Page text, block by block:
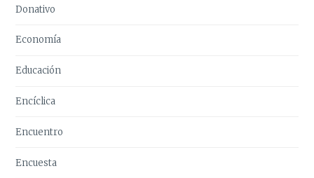
Donativo
Economía
Educación
Encíclica
Encuentro
Encuesta